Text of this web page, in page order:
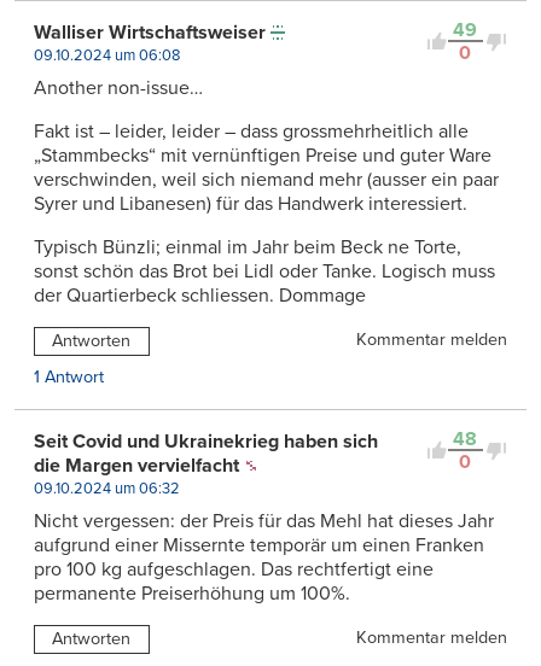
49
0
Walliser Wirtschaftsweiser
09.10.2024 um 06:08
Another non-issue…
Fakt ist – leider, leider – dass grossmehrheitlich alle
„Stammbecks“ mit vernünftigen Preise und guter Ware
verschwinden, weil sich niemand mehr (ausser ein paar
Syrer und Libanesen) für das Handwerk interessiert.
Typisch Bünzli; einmal im Jahr beim Beck ne Torte,
sonst schön das Brot bei Lidl oder Tanke. Logisch muss
der Quartierbeck schliessen. Dommage
Antworten
Kommentar melden
1 Antwort
48
0
Seit Covid und Ukrainekrieg haben sich
die Margen vervielfacht
09.10.2024 um 06:32
Nicht vergessen: der Preis für das Mehl hat dieses Jahr
aufgrund einer Missernte temporär um einen Franken
pro 100 kg aufgeschlagen. Das rechtfertigt eine
permanente Preiserhöhung um 100%.
Antworten
Kommentar melden